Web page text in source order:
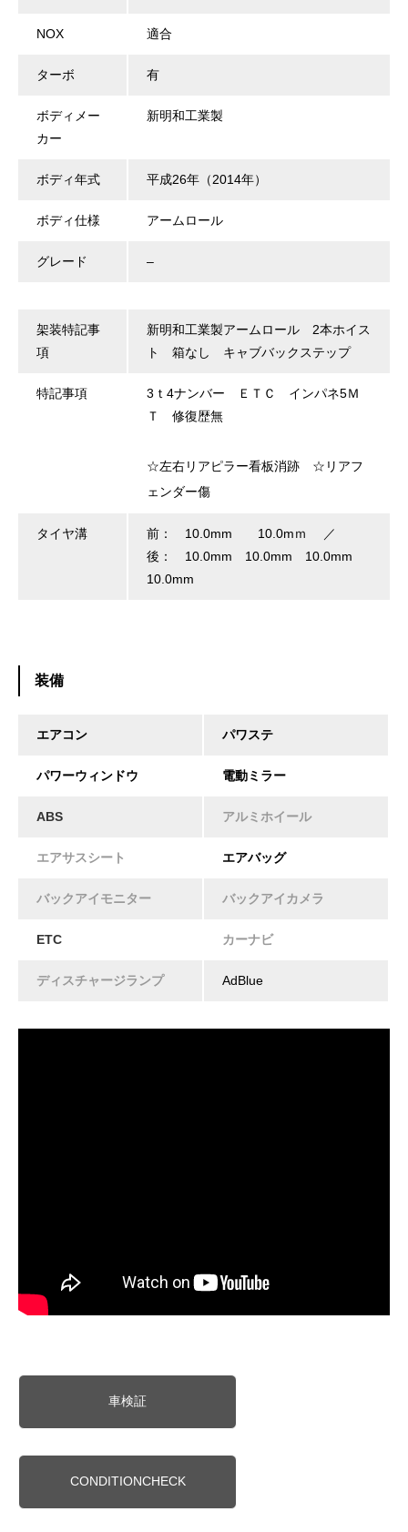
NOX 適合
ターボ 有
ボディメー
カー
新明和工業製
ボディ年式 平成26年（2014年）
ボディ仕様 アームロール
グレード –
架装特記事
項
新明和工業製アームロール 2本ホイス
ト 箱なし キャブバックステップ
特記事項
3ｔ4ナンバー ＥＴＣ インパネ5Ｍ
Ｔ 修復歴無
☆左右リアピラー看板消跡 ☆リアフ
ェンダー傷
タイヤ溝
前： 10.0mm 10.0mｍ ／
後： 10.0mm 10.0mm 10.0mm
10.0mm
装備
エアコン パワステ
パワーウィンドウ 電動ミラー
ABS アルミホイール
エアサスシート エアバッグ
バックアイモニター バックアイカメラ
ETC カーナビ
ディスチャージランプ AdBlue
車検証
CONDITIONCHECK